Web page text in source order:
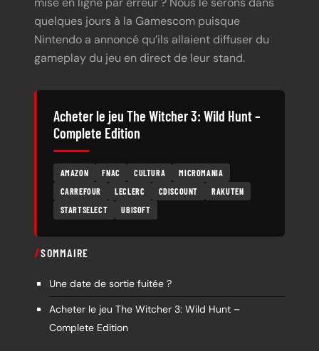
quelques jours à la Gamescom puisque
Nintendo a annoncé qu’ils allaient diffuser du
gameplay du jeu en direct de leur stand.
Acheter le jeu The Witcher 3: Wild Hunt –
Complete Edition
AMAZON FNAC CULTURA
MICROMANIA
CARREFOUR
LECLERC CDISCOUNT
RAKUTEN
STARTSELECT
UBISOFT
SOMMAIRE
Une date de sortie fuitée ?
Acheter le jeu The Witcher 3: Wild Hunt –
Complete Edition